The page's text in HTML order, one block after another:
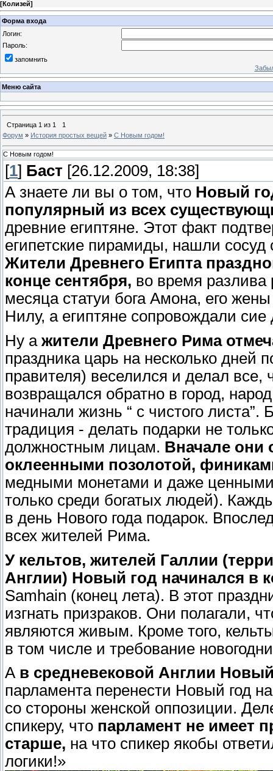
[Колизей]
Форма входа
Логин:
Пароль:
запомнить
Меню сайта
Страница 1 из 1
1
Форум » История простых вещей » С Новым годом!
С Новым годом!
[1] Баст [26.12.2009, 18:38]
А знаете ли вы о том, что Новый
популярный из всех
древние египтяне. Этот факт
египетские пирамиды, нашли сосуд
Жители Древнего Египта
конце сентября, во время разлива
месяца статуи бога Амона, его
Нилу, а египтяне сопровождали
Ну а жители Древнего Рима
праздника царь на несколько дней
правителя) веселился и делал все,
возвращался обратно в город,
начинали жизнь “ с чистого
традиция - делать подарки не
должностным лицам. Вначале они
оклеенными позолотой,
медными монетами и даже ценными
только среди богатых людей).
в день Нового года подарок.
всех жителей Рима.
У кельтов, жителей Галлии
Англии) Новый год начинался в
Samhain (конец лета). В этот
изгнать призраков. Они полагали,
являются живым. Кроме того,
в том числе и требование
А в средневековой Англии
парламента перенести Новый год
со стороны женской оппозиции.
спикеру, что парламент не имеет
старше, на что спикер якобы
логики!»